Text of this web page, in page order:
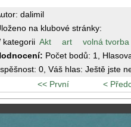
dalimil
na klubové stránky:
kategorii Akt art volná tvorba
Počet bodů: 1 ,
0 , Váš hlas: Ještě jste
<< První <